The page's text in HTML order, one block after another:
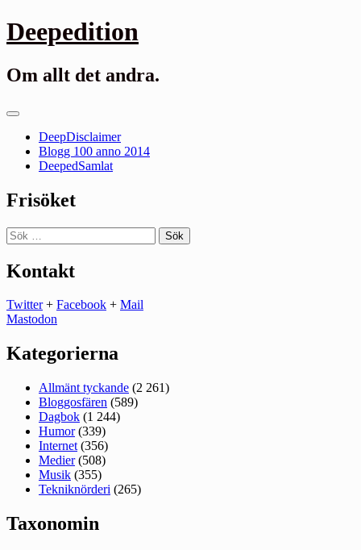
Gå
till
Deepedition
Om allt det andra.
Primär
DeepDisclaimer
Blogg 100 anno 2014
DeepedSamlat
Frisöket
Sök
efter:
Kontakt
Twitter+ Facebook + Mail
Mastodon
Kategorierna
Allmänt tyckande (2 261)
Bloggosfären (589)
Dagbok (1 244)
Humor(339)
Internet (356)
Medier(508)
Musik (355)
Tekniknörderi (265)
Taxonomin